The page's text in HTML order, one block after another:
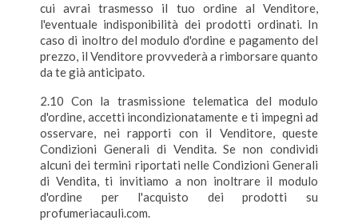
cui avrai trasmesso il tuo ordine al Venditore,
l'eventuale indisponibilità dei prodotti ordinati. In
caso di inoltro del modulo d'ordine e pagamento del
prezzo, il Venditore provvederà a rimborsare quanto
da te già anticipato.
2.10 Con la trasmissione telematica del modulo
d'ordine, accetti incondizionatamente e ti impegni ad
osservare, nei rapporti con il Venditore, queste
Condizioni Generali di Vendita. Se non condividi
alcuni dei termini riportati nelle Condizioni Generali
di Vendita, ti invitiamo a non inoltrare il modulo
d'ordine per l'acquisto dei prodotti su
profumeriacauli.com.